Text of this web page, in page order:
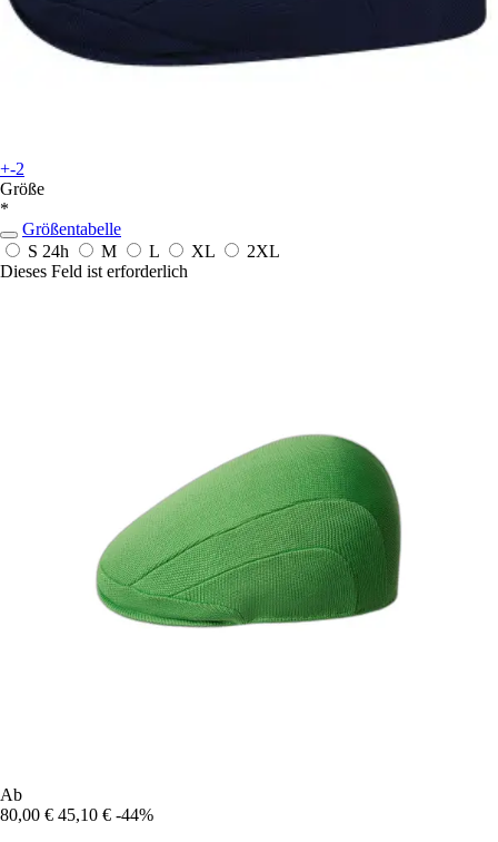
+-2
Größe
*
Größentabelle
S 24h M L XL
2XL
Dieses Feld ist erforderlich
Ab
80,00 € 45,10 € -44%